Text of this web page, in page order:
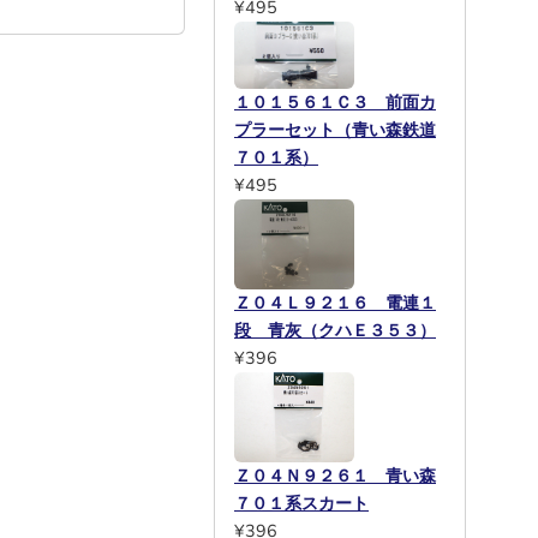
¥495
１０１５６１Ｃ３ 前面カ
プラーセット（青い森鉄道
７０１系）
¥495
Ｚ０４Ｌ９２１６ 電連１
段 青灰（クハＥ３５３）
¥396
Ｚ０４Ｎ９２６１ 青い森
７０１系スカート
¥396